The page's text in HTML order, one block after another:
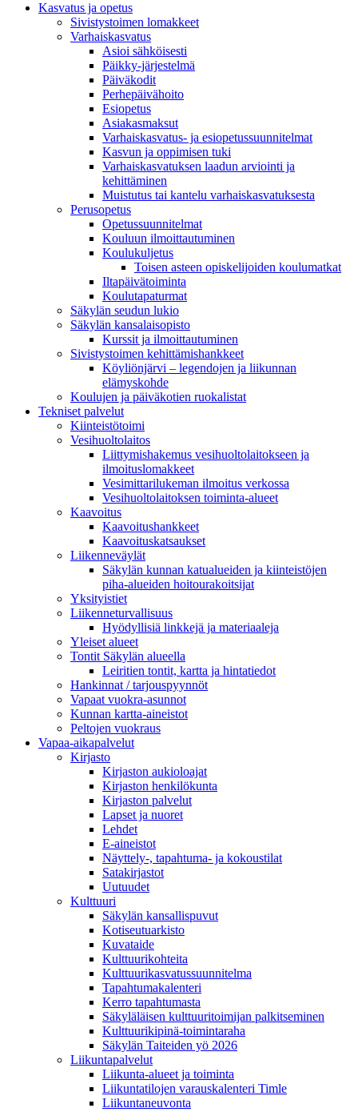
Kasvatus ja opetus
Sivistystoimen lomakkeet
Varhaiskasvatus
Asioi sähköisesti
Päikky-järjestelmä
Päiväkodit
Perhepäivähoito
Esiopetus
Asiakasmaksut
Varhaiskasvatus- ja esiopetussuunnitelmat
Kasvun ja oppimisen tuki
Varhaiskasvatuksen laadun arviointi ja
kehittäminen
Muistutus tai kantelu varhaiskasvatuksesta
Perusopetus
Opetussuunnitelmat
Kouluun ilmoittautuminen
Koulukuljetus
Toisen asteen opiskelijoiden koulumatkat
Iltapäivätoiminta
Koulutapaturmat
Säkylän seudun lukio
Säkylän kansalaisopisto
Kurssit ja ilmoittautuminen
Sivistystoimen kehittämishankkeet
Köyliönjärvi – legendojen ja liikunnan
elämyskohde
Koulujen ja päiväkotien ruokalistat
Tekniset palvelut
Kiinteistötoimi
Vesihuoltolaitos
Liittymishakemus vesihuoltolaitokseen ja
ilmoituslomakkeet
Vesimittarilukeman ilmoitus verkossa
Vesihuoltolaitoksen toiminta-alueet
Kaavoitus
Kaavoitushankkeet
Kaavoituskatsaukset
Liikenneväylät
Säkylän kunnan katualueiden ja kiinteistöjen
piha-alueiden hoitourakoitsijat
Yksityistiet
Liikenneturvallisuus
Hyödyllisiä linkkejä ja materiaaleja
Yleiset alueet
Tontit Säkylän alueella
Leiritien tontit, kartta ja hintatiedot
Hankinnat / tarjouspyynnöt
Vapaat vuokra-asunnot
Kunnan kartta-aineistot
Peltojen vuokraus
Vapaa-aika­palvelut
Kirjasto
Kirjaston aukioloajat
Kirjaston henkilökunta
Kirjaston palvelut
Lapset ja nuoret
Lehdet
E-aineistot
Näyttely-, tapahtuma- ja kokoustilat
Satakirjastot
Uutuudet
Kulttuuri
Säkylän kansallispuvut
Kotiseutuarkisto
Kuvataide
Kulttuurikohteita
Kulttuurikasvatussuunnitelma
Tapahtumakalenteri
Kerro tapahtumasta
Säkyläläisen kulttuuritoimijan palkitseminen
Kulttuurikipinä-toimintaraha
Säkylän Taiteiden yö 2026
Liikuntapalvelut
Liikunta-alueet ja toiminta
Liikuntatilojen varauskalenteri Timle
Liikuntaneuvonta